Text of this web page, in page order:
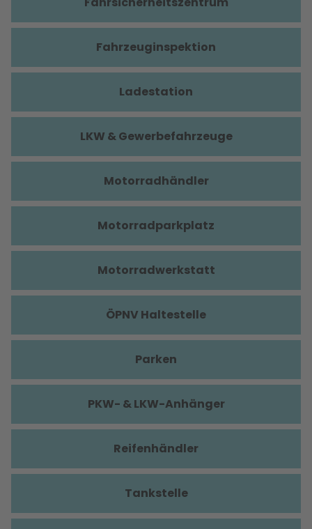
Fahrzeuginspektion
Ladestation
LKW & Gewerbefahrzeuge
Motorradhändler
Motorradparkplatz
Motorradwerkstatt
ÖPNV Haltestelle
Parken
PKW- & LKW-Anhänger
Reifenhändler
Tankstelle